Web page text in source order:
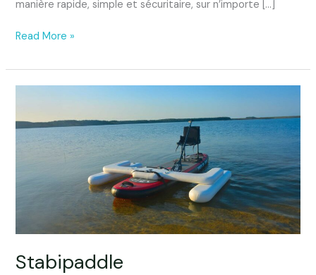
manière rapide, simple et sécuritaire, sur n’importe […]
Read More »
Stabipaddle